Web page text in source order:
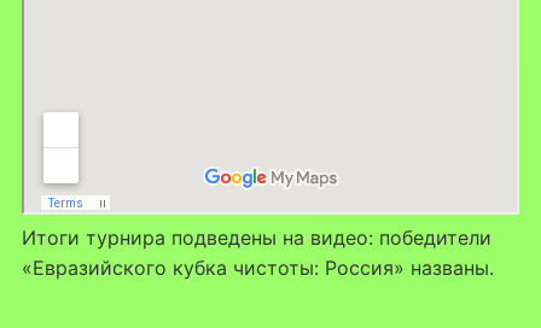
Итоги турнира подведены на видео: победители
«Евразийского кубка чистоты: Россия» названы.